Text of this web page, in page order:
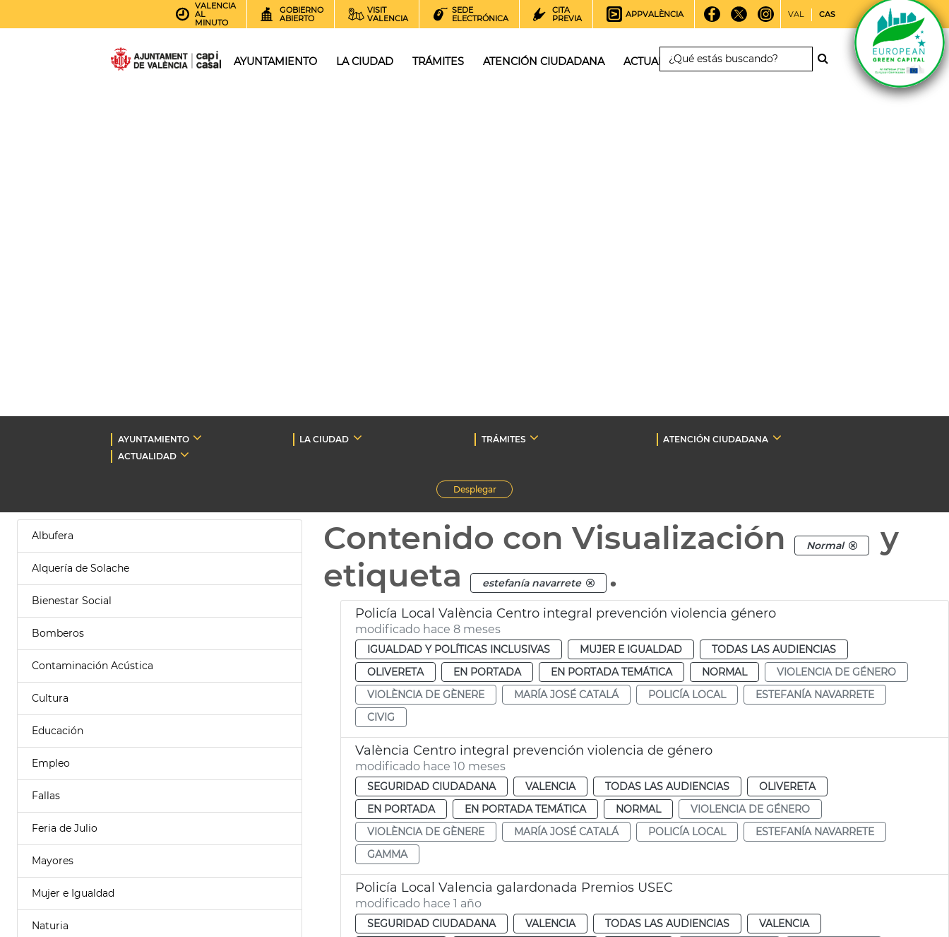
VALENCIA
AL
MINUTO
GOBIERNO
ABIERTO
VISIT
VALENCIA
SEDE
ELECTRÓNICA
CITA
PREVIA
APPVALÈNCIA VAL CAS
AYUNTAMIENTO LA CIUDAD TRÁMITES ATENCIÓN CIUDADANA ACTUALIDAD
AYUNTAMIENTO LA CIUDAD TRÁMITES
ATENCIÓN CIUDADANA
ACTUALIDAD
Desplegar
Albufera
Alquería de Solache
Bienestar Social
Bomberos
Contaminación Acústica
Cultura
Educación
Empleo
Fallas
Feria de Julio
Mayores
Mujer e Igualdad
Naturia
Contenido con Visualización Normal
y
etiqueta
estefanía navarrete .
Policía Local València Centro integral prevención violencia género
modificado hace 8 meses
IGUALDAD Y POLÍTICAS INCLUSIVAS MUJER E IGUALDAD
TODAS LAS AUDIENCIAS
OLIVERETA
EN PORTADA EN PORTADA TEMÁTICA NORMAL
VIOLENCIA DE GÉNERO
VIOLÈNCIA DE GÈNERE
MARÍA JOSÉ CATALÁ POLICÍA LOCAL
ESTEFANÍA NAVARRETE
CIVIG
València Centro integral prevención violencia de género
modificado hace 10 meses
SEGURIDAD CIUDADANA VALENCIA TODAS LAS AUDIENCIAS
OLIVERETA
EN PORTADA
EN PORTADA TEMÁTICA NORMAL
VIOLENCIA DE GÉNERO
VIOLÈNCIA DE GÈNERE
MARÍA JOSÉ CATALÁ POLICÍA LOCAL
ESTEFANÍA NAVARRETE
GAMMA
Policía Local Valencia galardonada Premios USEC
modificado hace 1 año
SEGURIDAD CIUDADANA VALENCIA TODAS LAS AUDIENCIAS
VALENCIA